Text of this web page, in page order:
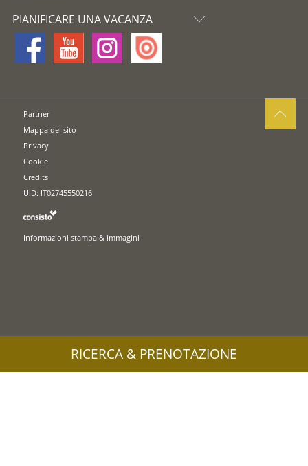
PIANIFICARE UNA VACANZA
Partner
Mappa del sito
Privacy
Cookie
Credits
UID: IT02745550216
Informazioni stampa & immagini
RICERCA & PRENOTAZIONE